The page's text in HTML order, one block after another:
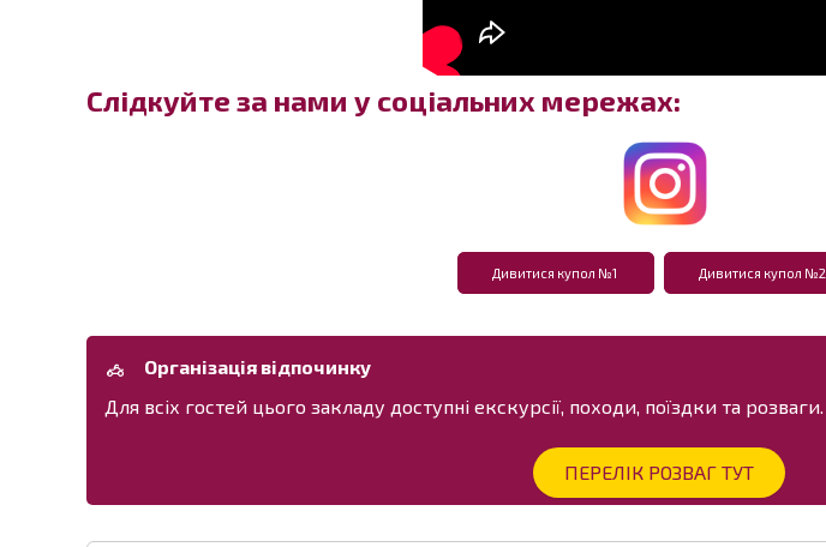
Слідкуйте за нами у соціальних мережах:
Дивитися купол №1 Дивитися купол №2
Організація відпочинку
Для всіх гостей цього закладу доступні екскурсії, походи, поїздки та розваги.
ПЕРЕЛІК РОЗВАГ ТУТ